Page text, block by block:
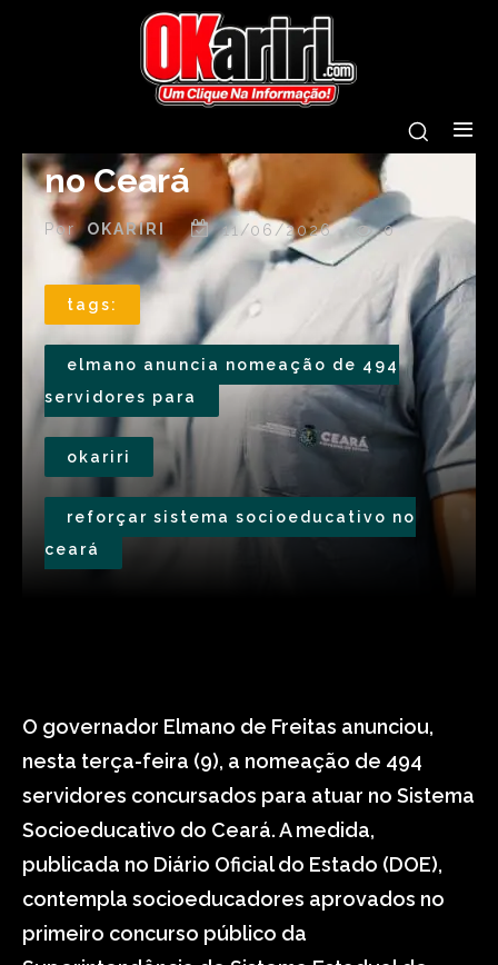
Elmano anuncia
nomeação de 494
servidores para reforçar
Sistema Socioeducativo
no Ceará
Por OKARIRI 11/06/2026 0
tags:
elmano anuncia nomeação de 494
servidores para
okariri
reforçar sistema socioeducativo no
ceará
O governador Elmano de Freitas anunciou,
nesta terça-feira (9), a nomeação de 494
servidores concursados para atuar no Sistema
Socioeducativo do Ceará. A medida,
publicada no Diário Oficial do Estado (DOE),
contempla socioeducadores aprovados no
primeiro concurso público da